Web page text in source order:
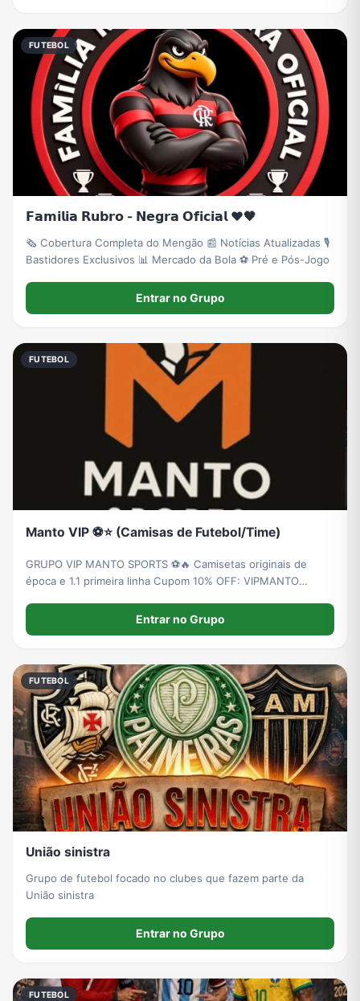
FUTEBOL
𝗙𝗮𝗺𝗶𝗹𝗶𝗮 𝗥𝘂𝗯𝗿𝗼 - 𝗡𝗲𝗴𝗿𝗮 𝗢𝗳𝗶𝗰𝗶𝗮𝗹 ❤️🖤
🗞️ Cobertura Completa do Mengão 📰 Notícias Atualizadas 🎙️
Bastidores Exclusivos 📊 Mercado da Bola ⚽ Pré e Pós-Jogo
Entrar no Grupo
FUTEBOL
Manto VIP ⚽️⭐️ (Camisas de Futebol/Time)
GRUPO VIP MANTO SPORTS ⚽️🔥 Camisetas originais de
época e 1.1 primeira linha Cupom 10% OFF: VIPMANTO
Entrar no Grupo
FUTEBOL
União sinistra
Grupo de futebol focado no clubes que fazem parte da
União sinistra
Entrar no Grupo
FUTEBOL